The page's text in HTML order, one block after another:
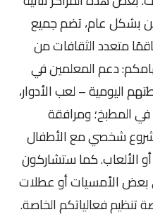
بشكل عام، تضم جميع
متعدد الثقافات من
دعم المعلمين في
اليومية – لعب الأدوار،
في المطبخ؛ ومرافقة
شخصي مع الأطفال
أو الألعاب. كما ستشاركون
بعض الأمسيات أو عطلات
تنظيم فعالياتكم الخاصة.